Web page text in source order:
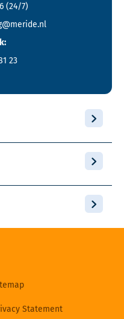
(24/7)
23
Statement